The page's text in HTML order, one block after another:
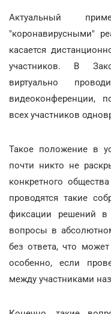
Актуальный
"коронавирусными"
касается
участников. В
виртуально
видеоконференции,
всех участников
Такое положение в
почти никто не
конкретного
проводятся такие
фиксации решений
вопросы в
без ответа, что
особенно, если
между участниками